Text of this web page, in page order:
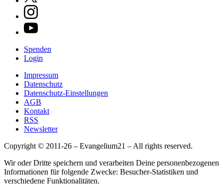
Spenden
Login
Impressum
Datenschutz
Datenschutz-Einstellungen
AGB
Kontakt
RSS
Newsletter
Copyright © 2011-26 – Evangelium21 – All rights reserved.
Wir oder Dritte speichern und verarbeiten Deine personenbezogenen
Informationen für folgende Zwecke: Besucher-Statistiken und
verschiedene Funktionalitäten.